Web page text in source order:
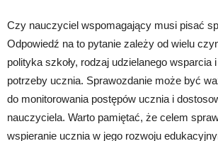
Czy nauczyciel wspomagający musi pisać
Odpowiedź na to pytanie zależy od wielu
polityka szkoły, rodzaj udzielanego wsparcia
potrzeby ucznia. Sprawozdanie może być
do monitorowania postępów ucznia i
nauczyciela. Warto pamiętać, że celem
wspieranie ucznia w jego rozwoju